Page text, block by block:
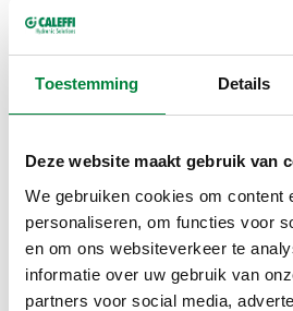
Toestemming Details
Deze website maakt gebruik van
We gebruiken cookies om content
personaliseren, om functies voor
en om ons websiteverkeer te
informatie over uw gebruik van
partners voor social media,
Thermostatische regelaar voor
sanitair warm water met
thermostatische automatische
Met thermometer voor
TECHNISCHE GEGEVENS
Materiaal:ontzinkingsvrije messing
Desinfectie temperatuurbereik:70
Maximale bedrijfsdruk:16 bar